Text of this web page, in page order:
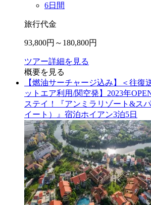
6日間
旅行代金
93,800円～ 180,800円
ツアー詳細を見る
概要を見る
【燃油サーチャージ込み】＜往復
ットエア利用/関空発】2023年
ステイ！『アンミラリゾート&ス
イート）』宿泊ホイアン3泊5日